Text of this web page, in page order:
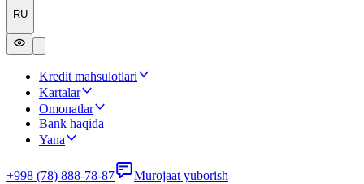
RU
Kredit mahsulotlari
Kartalar
Omonatlar
Bank haqida
Yana
+998 (78) 888-78-87 Murojaat yuborish